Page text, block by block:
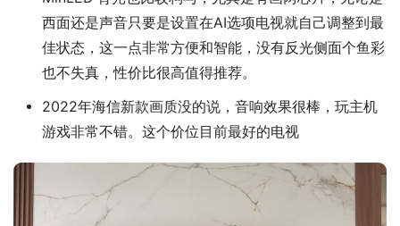
西面还是声音只要是设置在AI选项电视就自己调整到最
佳状态，这一点非常方便和智能，没有反光侧面个鱼彩
也不失真，性价比很高值得推荐。
2022年海信新款画质没的说，音响效果很棒，玩主机
游戏非常不错。这个价位目前最好的电视